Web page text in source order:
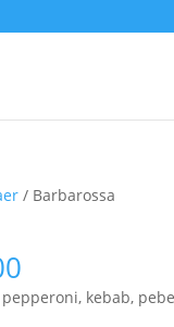
/ Barbarossa
90,00
til
pepperoni, kebab,